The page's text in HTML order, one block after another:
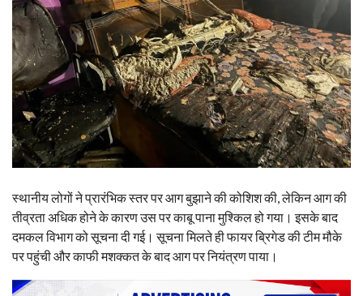
स्थानीय लोगों ने प्रारंभिक स्तर पर आग बुझाने की कोशिश की, लेकिन आग की
तीव्रता अधिक होने के कारण उस पर काबू पाना मुश्किल हो गया। इसके बाद
दमकल विभाग को सूचना दी गई। सूचना मिलते ही फायर ब्रिगेड की टीम मौके
पर पहुंची और काफी मशक्कत के बाद आग पर नियंत्रण पाया।